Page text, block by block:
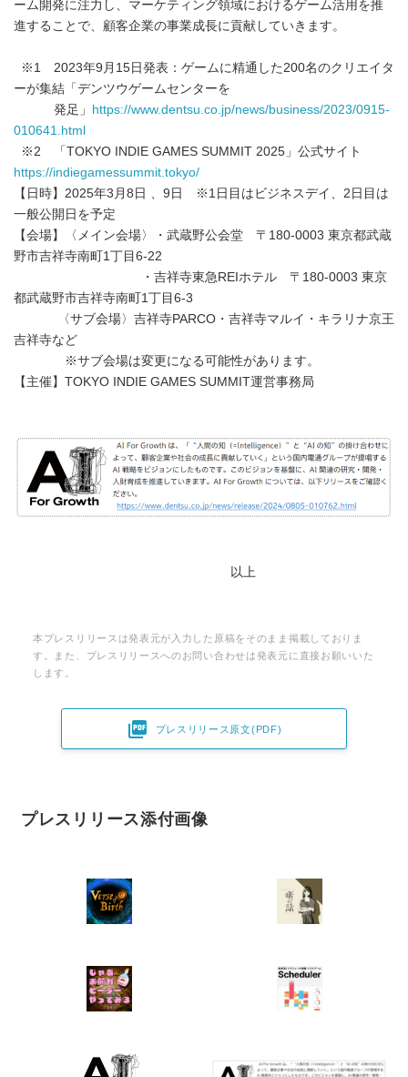
ーム開発に注力し、マーケティング領域におけるゲーム活用を推
進することで、顧客企業の事業成長に貢献していきます。
※1 2023年9月15日発表：ゲームに精通した200名のクリエイタ
ーが集結「デンツウゲームセンターを
発足」 https://www.dentsu.co.jp/news/business/2023/0915-
010641.html
※2 「TOKYO INDIE GAMES SUMMIT 2025」公式サイト
https://indiegamessummit.tokyo/
【日時】2025年3月8日 、9日 ※1日目はビジネスデイ、2日目は
一般公開日を予定
【会場】〈メイン会場〉・武蔵野公会堂 〒180-0003 東京都武蔵
野市吉祥寺南町1丁目6-22
・吉祥寺東急REIホテル 〒180-0003 東京
都武蔵野市吉祥寺南町1丁目6-3
〈サブ会場〉吉祥寺PARCO・吉祥寺マルイ・キラリナ京王
吉祥寺など
※サブ会場は変更になる可能性があります。
【主催】TOKYO INDIE GAMES SUMMIT運営事務局
以上
本プレスリリースは発表元が入力した原稿をそのまま掲載しておりま
す。また、プレスリリースへのお問い合わせは発表元に直接お願いいた
します。
 プレスリリース原文(PDF)
プレスリリース添付画像